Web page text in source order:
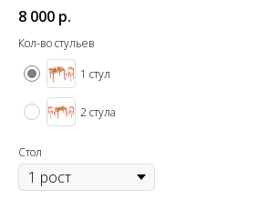
8 000 р.
Кол-во стульев
1 стул
2 стула
Стол